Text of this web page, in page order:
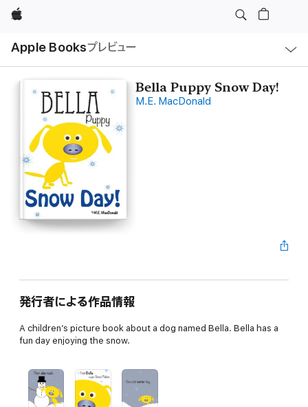
Apple
Apple Booksプレビュー
ル
Bella Puppy Snow Day!
M.E. MacDonald
発行者による作品情報
A children’s picture book about a dog named Bella. Bella has a
fun day enjoying the snow.